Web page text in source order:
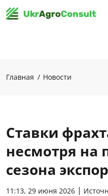
Главная Новости
Ставки
несмотря на
сезона
11:13, 29 июня 2026